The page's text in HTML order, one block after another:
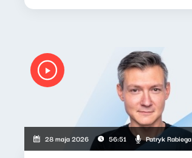
28 maja 2026 56:51 Patryk Rabiega